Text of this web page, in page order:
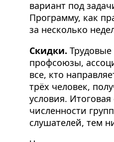
вариант под
Программу, как
за несколько
Скидки.
профсоюзы,
все, кто
трёх человек,
условия.
численности
слушателей, тем